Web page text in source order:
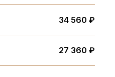
34 560 ₽
27 360 ₽